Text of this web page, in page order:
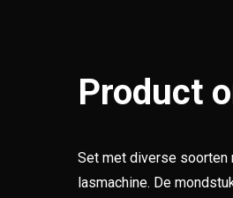
Product
Set met diverse soorten
lasmachine. De